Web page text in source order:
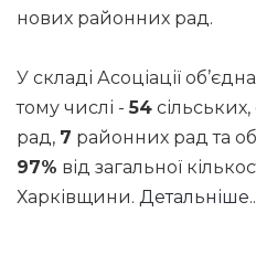
нових районних рад.
У складі Асоціації
тому числі -54
рад, 7 районних рад та
97% від загальної
Харківщини.